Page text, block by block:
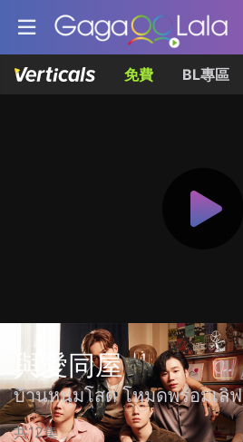
免費 BL專區
與愛同屋
บ้านหนุ่มโสด โหมดพร้อมเลิฟ
共12集